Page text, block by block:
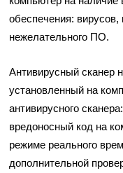
обеспечения:
нежелательного ПО.
Антивирусный сканер
установленный на
антивирусного
вредоносный код на
режиме реального
дополнительной